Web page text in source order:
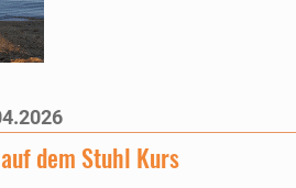
dem Stuhl Kurs